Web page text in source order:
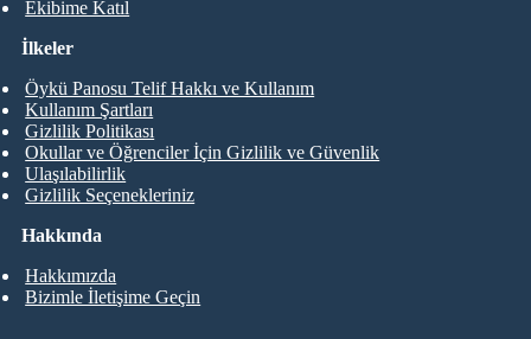
Ekibime Katıl
Hakkında
Hakkımızda
Bizimle İletişime Geçin
İlkeler
Öykü Panosu Telif Hakkı ve Kullanım
Kullanım Şartları
Gizlilik Politikası
Okullar ve Öğrenciler İçin Gizlilik ve Güvenlik
Ulaşılabilirlik
Gizlilik Seçenekleriniz